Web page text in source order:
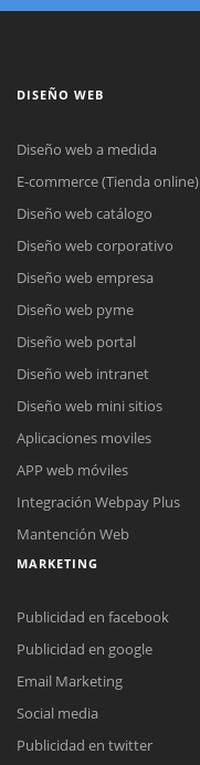
DISEÑO WEB
Diseño web a medida
E-commerce (Tienda online)
Diseño web catálogo
Diseño web corporativo
Diseño web empresa
Diseño web pyme
Diseño web portal
Diseño web intranet
Diseño web mini sitios
Aplicaciones moviles
APP web móviles
Integración Webpay Plus
Mantención Web
MARKETING
Publicidad en facebook
Publicidad en google
Email Marketing
Social media
Publicidad en twitter